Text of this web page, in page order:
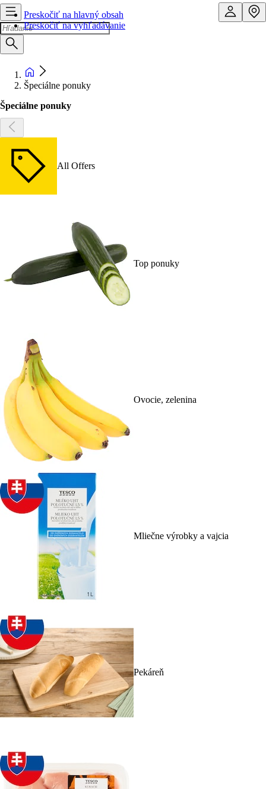
Preskočiť na hlavný obsah
Preskočiť na vyhľadávanie
Špeciálne ponuky
Špeciálne ponuky
All Offers
Top ponuky
Ovocie, zelenina
Mliečne výrobky a vajcia
Pekáreň